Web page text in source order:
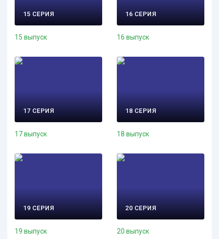
15 СЕРИЯ
15 выпуск
16 СЕРИЯ
16 выпуск
17 СЕРИЯ
17 выпуск
18 СЕРИЯ
18 выпуск
19 СЕРИЯ
19 выпуск
20 СЕРИЯ
20 выпуск